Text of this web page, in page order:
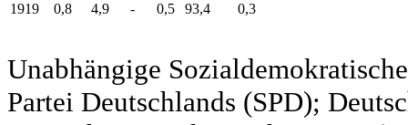
1919
0,8 4,9 - 0,5 93,4 0,3
Unabhängige
Partei Deutschlands (SPD);